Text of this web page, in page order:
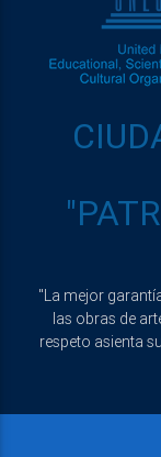
"La mejor
las obras de
respeto asienta